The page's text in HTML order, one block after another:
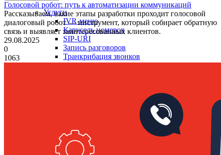
Услуги
IVR-меню
Карусель номеров
SIP-URI
Запись разговоров
Транкрибация звонков
Суфлирование
Голосовой робот: путь к автоматизации коммуникаций
Рассказываем, какие этапы разработки проходит голосовой
диалоговый робот — инструмент, который собирает обратную
связь и выявляет заинтересованных клиентов.
29.08.2025
0
1063